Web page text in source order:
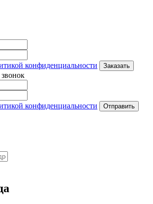
конфиденциальности
конфиденциальности